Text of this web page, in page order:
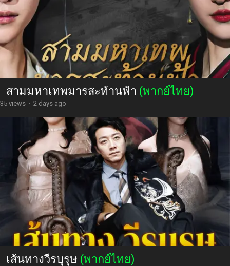
สามมหาเทพมารสะท้านฟ้า (พากย์ไทย)
35 views · 2 days ago
เส้นทางวีรบุรุษ (พากย์ไทย)